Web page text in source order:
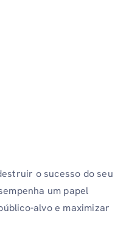
o sucesso do seu
um papel
alvo e maximizar